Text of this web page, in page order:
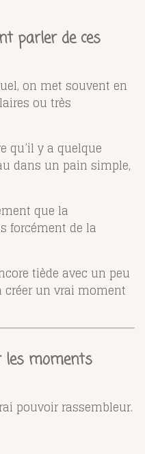
parler de ces
on met souvent en
ou très
qu’il y a quelque
dans un pain simple,
que la
forcément de la
tiède avec un peu
créer un vrai moment
moments
pouvoir rassembleur.